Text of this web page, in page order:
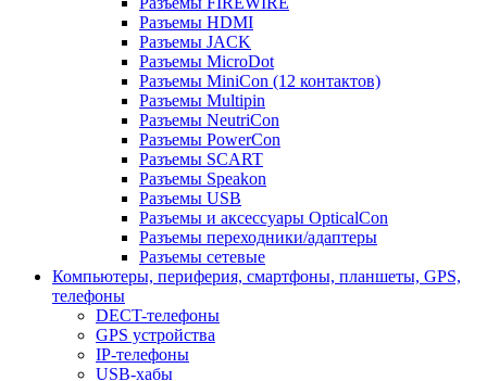
Разъемы HDMI
Разъемы JACK
Разъемы MicroDot
Разъемы MiniCon (12 контактов)
Разъемы Multipin
Разъемы NeutriCon
Разъемы PowerCon
Разъемы SCART
Разъемы Speakon
Разъемы USB
Разъемы и аксессуары OpticalCon
Разъемы переходники/адаптеры
Разъемы сетевые
Компьютеры, периферия, смартфоны, планшеты, GPS,
телефоны
DECT-телефоны
GPS устройства
IP-телефоны
USB-хабы